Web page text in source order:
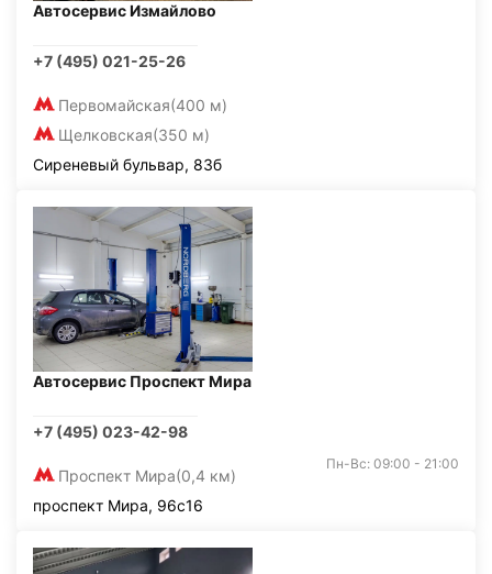
Автосервис Измайлово
+7 (495) 021-25-26
Первомайская(400 м)
Щелковская(350 м)
Сиреневый бульвар, 83б
Автосервис Проспект Мира
+7 (495) 023-42-98
Проспект Мира(0,4 км)
Пн-Вс: 09:00 - 21:00
проспект Мира, 96с16